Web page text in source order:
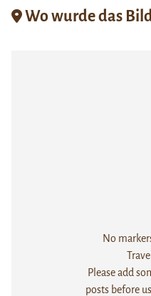
Wo wurde das
No
Please add
posts before